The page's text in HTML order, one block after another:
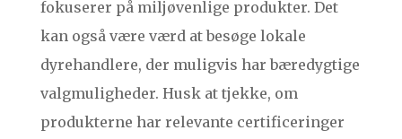
fokuserer på miljøvenlige produkter. Det
kan også være værd at besøge lokale
dyrehandlere, der muligvis har bæredygtige
valgmuligheder. Husk at tjekke, om
produkterne har relevante certificeringer